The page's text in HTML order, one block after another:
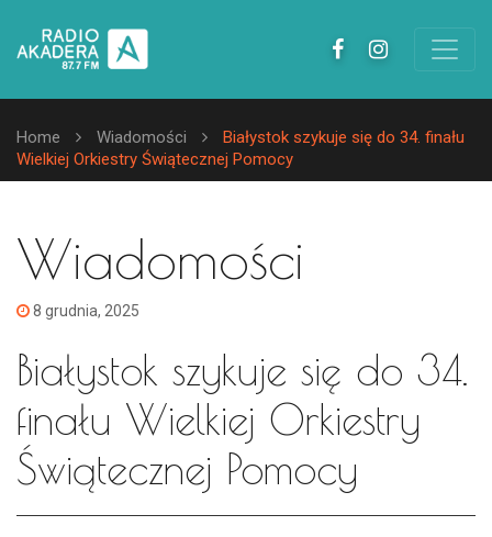
Home Wiadomości
Białystok szykuje się do 34. finału
Wielkiej Orkiestry Świątecznej Pomocy
Wiadomości
8 grudnia, 2025
Białystok szykuje się do 34.
finału Wielkiej Orkiestry
Świątecznej Pomocy